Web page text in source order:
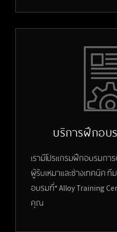
บริการฝึกอบ
เรามีโปรแกรมฝึกอบรมกา
ผู้รับเหมาและช่างเทคนิค ที
อบรมที่“ Alloy Training
คุณ